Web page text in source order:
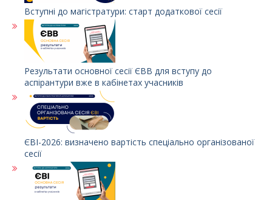
Вступні до магістратури: старт додаткової сесії
Результати основної сесії ЄВВ для вступу до
аспірантури вже в кабінетах учасників
ЄВІ-2026: визначено вартість спеціально організованої
сесії